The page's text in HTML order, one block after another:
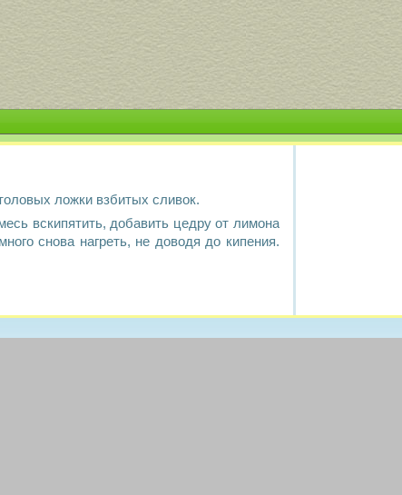
ложки взбитых сливок.
вскипятить, добавить цедру от лимона
снова нагреть, не доводя до кипения.